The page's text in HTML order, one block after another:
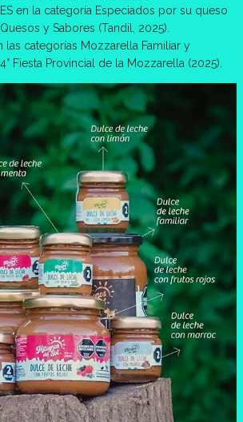
en la categoría Especiados por su queso
y Sabores (Tandil, 2025).
las categorías Mozzarella Familiar y
Fiesta Provincial de la Mozzarella (2025).